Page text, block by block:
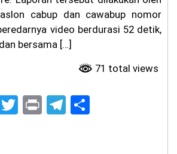
Be
lu
m
Te
Ke
lu
cabup dan cawabup nomor
video berdurasi 52 detik,
bersama […]
71 total views
m
T
w
Pr
in
T
el